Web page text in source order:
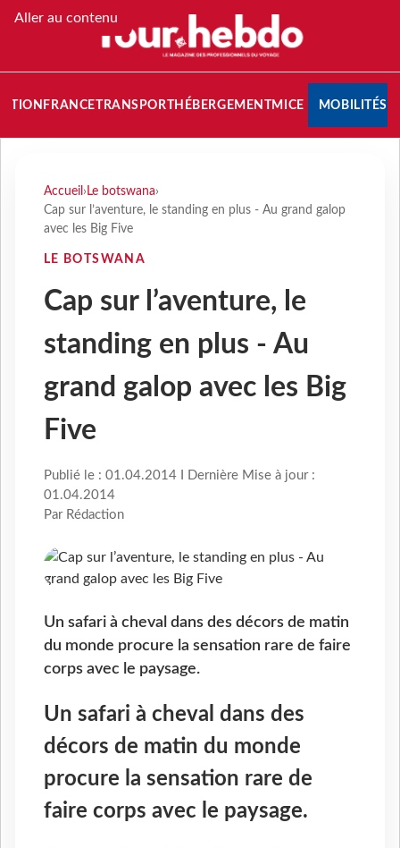
Aller au contenu
FRANCETRANSPORT HÉBERGEMENTMICE MOBILITÉS
Accueil › Le botswana›
Cap sur l’aventure, le standing en plus - Au grand galop
avec les Big Five
LE BOTSWANA
Cap sur l’aventure, le
standing en plus - Au
grand galop avec les Big
Five
Publié le : 01.04.2014 I Dernière Mise à jour :
01.04.2014
Par Rédaction
Un safari à cheval dans des décors de matin
du monde procure la sensation rare de faire
corps avec le paysage.
Un safari à cheval dans des
décors de matin du monde
procure la sensation rare de
faire corps avec le paysage.